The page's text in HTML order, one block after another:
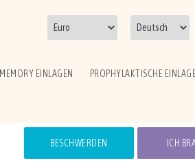
MEMORY EINLAGEN PROPHYLAKTISCHE
BESCHWERDEN ICH